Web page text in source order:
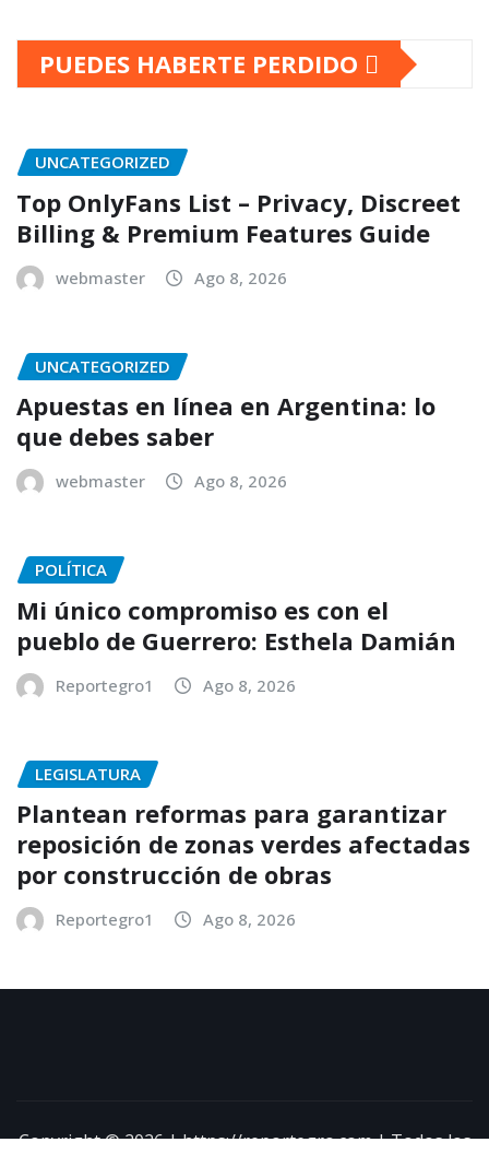
PUEDES HABERTE PERDIDO
UNCATEGORIZED
Top OnlyFans List – Privacy, Discreet
Billing & Premium Features Guide
webmaster Ago 8, 2026
UNCATEGORIZED
Apuestas en línea en Argentina: lo
que debes saber
webmaster Ago 8, 2026
POLÍTICA
Mi único compromiso es con el
pueblo de Guerrero: Esthela Damián
Reportegro1 Ago 8, 2026
LEGISLATURA
Plantean reformas para garantizar
reposición de zonas verdes afectadas
por construcción de obras
Reportegro1 Ago 8, 2026
Copyright © 2026 | https://reportegro.com | Todos los